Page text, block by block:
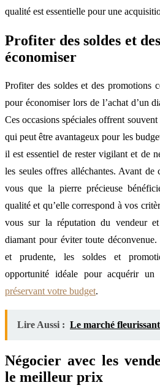
qualité est essentielle pour une
Profiter des soldes et
économiser
Profiter des soldes et des promotions
pour économiser lors de l’achat d’un
Ces occasions spéciales offrent
qui peut être avantageux pour les
il est essentiel de rester vigilant et de
les seules offres alléchantes. Avant de
vous que la pierre précieuse
qualité et qu’elle correspond à vos
vous sur la réputation du vendeur
diamant pour éviter toute
et prudente, les soldes et
opportunité idéale pour acquérir
préservant votre budget.
Lire Aussi : Le marché
Négocier avec les
le meilleur prix